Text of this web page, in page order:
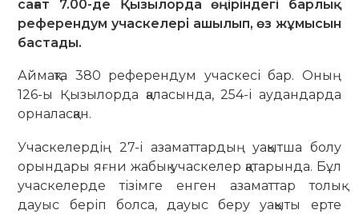
сағат 7.00-де Қызылорда өңіріндегі барлық
референдум учаскелері ашылып, өз жұмысын
бастады.
Аймақта 380 референдум учаскесі бар. Оның
126-ы Қызылорда қаласында, 254-і аудандарда
орналасқан.
Учаскелердің 27-і азаматтардың уақытша болу
орындары яғни жабық учаскелер қатарында. Бұл
учаскелерде тізімге енген азаматтар толық
дауыс беріп болса, дауыс беру уақыты ерте